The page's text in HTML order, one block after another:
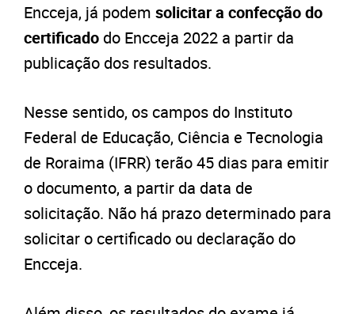
Encceja, já podem solicitar a confecção do
certificado do Encceja 2022 a partir da
publicação dos resultados.
Nesse sentido, os campos do Instituto
Federal de Educação, Ciência e Tecnologia
de Roraima (IFRR) terão 45 dias para emitir
o documento, a partir da data de
solicitação. Não há prazo determinado para
solicitar o certificado ou declaração do
Encceja.